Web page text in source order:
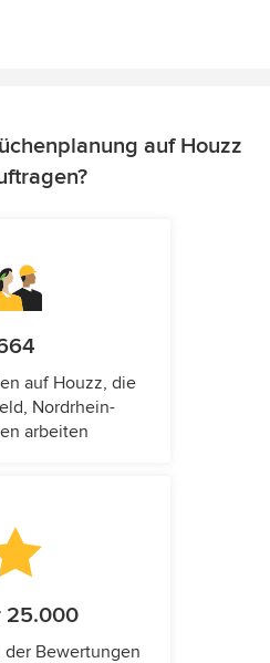
auf Houzz
auf Houzz, die
Nordrhein-
arbeiten
25.000
der Bewertungen